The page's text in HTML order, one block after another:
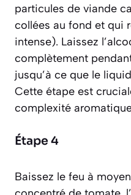
particules de viande
collées au fond et qui
intense). Laissez
complètement
jusqu’à ce que le
Cette étape est
complexité
Étape 4
Baissez le feu à